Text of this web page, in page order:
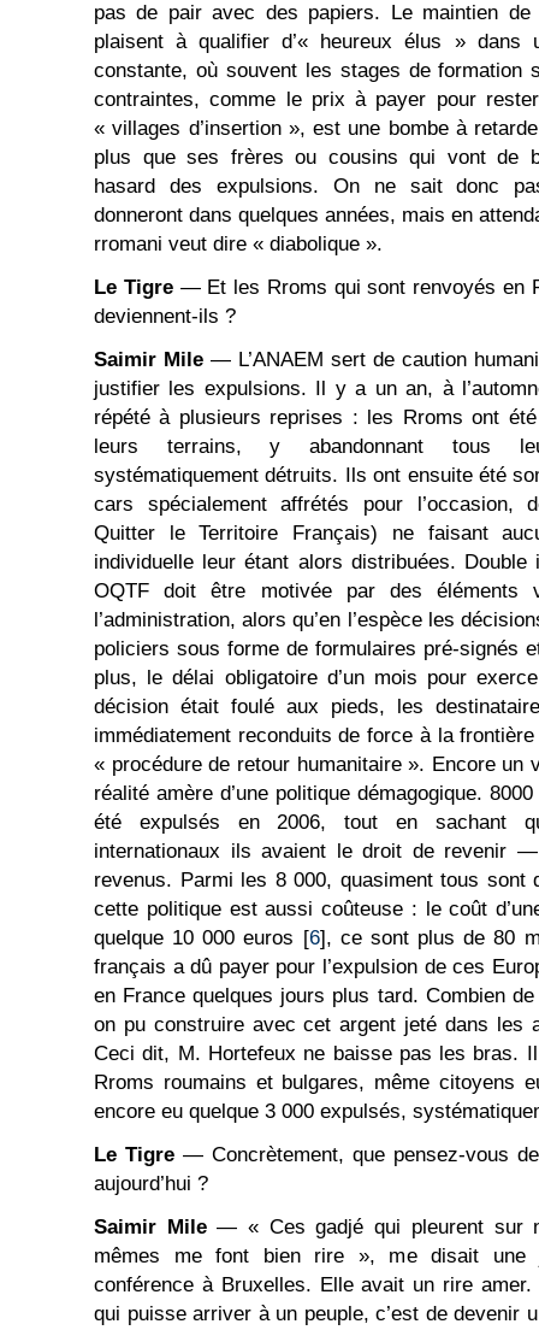
pas de pair avec des papiers. Le maintien
plaisent à qualifier d’« heureux élus » dans
constante, où souvent les stages de formation
contraintes, comme le prix à payer pour
« villages d’insertion », est une bombe à
plus que ses frères ou cousins qui vont de
hasard des expulsions. On ne sait donc
donneront dans quelques années, mais en
rromani veut dire « diabolique ».
Le Tigre— Et les Rroms qui sont renvoyés en
deviennent-ils ?
Saimir Mile — L’ANAEM sert de caution
justifier les expulsions. Il y a un an, à
répété à plusieurs reprises : les Rroms ont
leurs terrains, y abandonnant tous
systématiquement détruits. Ils ont ensuite été
cars spécialement affrétés pour l’occasion,
Quitter le Territoire Français) ne faisant
individuelle leur étant alors distribuées.
OQTF doit être motivée par des éléments
l’administration, alors qu’en l’espèce les
policiers sous forme de formulaires pré-signés
plus, le délai obligatoire d’un mois pour
décision était foulé aux pieds, les
immédiatement reconduits de force à la
« procédure de retour humanitaire ». Encore un
réalité amère d’une politique démagogique.
été expulsés en 2006, tout en sachant
internationaux ils avaient le droit de revenir
revenus. Parmi les 8 000, quasiment tous sont
cette politique est aussi coûteuse : le coût
quelque 10 000 euros [6], ce sont plus de 80
français a dû payer pour l’expulsion de ces
en France quelques jours plus tard. Combien
on pu construire avec cet argent jeté dans les
Ceci dit, M. Hortefeux ne baisse pas les bras.
Rroms roumains et bulgares, même citoyens
encore eu quelque 3 000 expulsés,
Le Tigre — Concrètement, que pensez-vous
aujourd’hui ?
Saimir Mile— « Ces gadjé qui pleurent sur
mêmes me font bien rire », me disait une
conférence à Bruxelles. Elle avait un rire
qui puisse arriver à un peuple, c’est de devenir